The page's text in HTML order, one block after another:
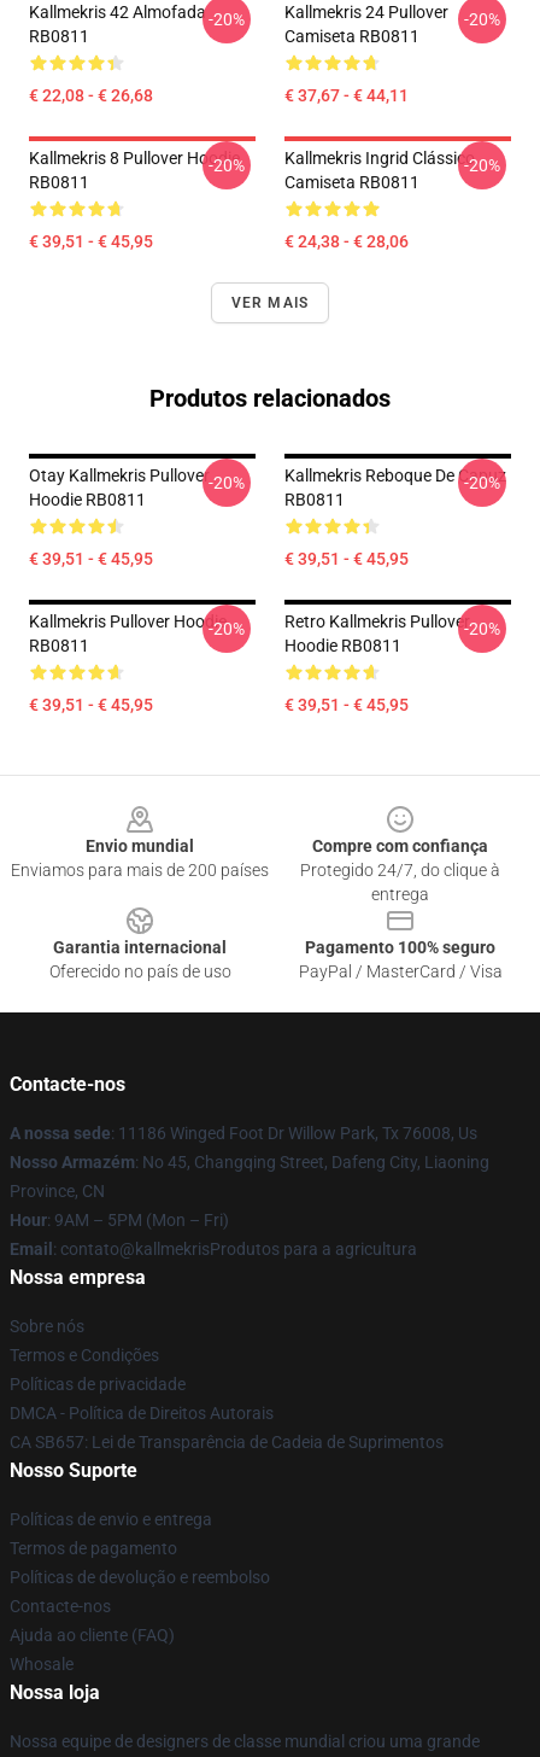
Kallmekris 42 Almofada
RB0811
€ 22,08 - € 26,68
-20%
Kallmekris 24 Pullover
Camiseta RB0811
€ 37,67 - € 44,11
-20%
Kallmekris 8 Pullover Hoodie
RB0811
€ 39,51 - € 45,95
-20%
Kallmekris Ingrid Clássico
Camiseta RB0811
€ 24,38 - € 28,06
-20%
VER MAIS
Produtos relacionados
Otay Kallmekris Pullover
Hoodie RB0811
€ 39,51 - € 45,95
-20%
Kallmekris Reboque De Capuz
RB0811
€ 39,51 - € 45,95
-20%
Kallmekris Pullover Hoodie
RB0811
€ 39,51 - € 45,95
-20%
Retro Kallmekris Pullover
Hoodie RB0811
€ 39,51 - € 45,95
-20%
Envio mundial
Enviamos para mais de 200 países
Compre com confiança
Protegido 24/7, do clique à
entrega
Garantia internacional
Oferecido no país de uso
Pagamento 100% seguro
PayPal / MasterCard / Visa
Contacte-nos
A nossa sede: 11186 Winged Foot Dr Willow Park, Tx 76008, Us
Nosso Armazém: No 45, Changqing Street, Dafeng City, Liaoning
Province, CN
Hour: 9AM – 5PM (Mon – Fri)
Email : contato@kallmekrisProdutos para a agricultura
Nossa empresa
Sobre nós
Termos e Condições
Políticas de privacidade
DMCA - Política de Direitos Autorais
CA SB657: Lei de Transparência de Cadeia de Suprimentos
Nosso Suporte
Políticas de envio e entrega
Termos de pagamento
Políticas de devolução e reembolso
Contacte-nos
Ajuda ao cliente (FAQ)
Whosale
Nossa loja
Nossa equipe de designers de classe mundial criou uma grande